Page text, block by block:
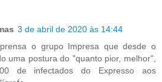
3 de abril de 2020 às 14:44
o grupo Impresa que desde o
uma postura do "quanto pior, melhor",
de infectados do Expresso aos